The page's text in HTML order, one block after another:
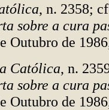
, n. 2358;
sobre a cura
Outubro de
Católica, n.
sobre a cura
Outubro de